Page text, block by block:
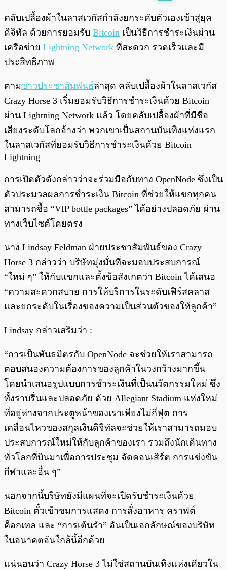
พร้อมเล่น / 0:00
คลับเปลื้องผ้าในลาสเวกัสกำลังยกระดับตัวเองเข้าสู่ยุค
ดิจิทัล ด้วยการยอมรับ Bitcoin เป็นวิธีการชำระเงินผ่าน
เครือข่าย Lightning Network ที่สะดวก รวดเร็วและมี
ประสิทธิภาพ
ตามข่าวประชาสัมพันธ์ล่าสุด คลับเปลื้องผ้าในลาสเวกัส
Crazy Horse 3 เริ่มยอมรับวิธีการชำระเงินด้วย Bitcoin
ผ่าน Lightning Network แล้ว โดยคลับเปลื้องผ้าที่มีชื่อ
เสียงระดับโลกอ้างว่า พวกเขาเป็นสถานบันเทิงแห่งแรก
ในลาสเวกัสที่ยอมรับวิธีการชำระเงินด้วย Bitcoin
Lightning
การเปิดตัวดังกล่าวว่าจะร่วมมือกับทาง OpenNode ซึ่งเป็น
ตัวประมวลผลการชำระเงิน Bitcoin ที่ช่วยให้แขกทุกคน
สามารถซื้อ “VIP bottle packages” ได้อย่างปลอดภัย ผ่าน
ทางเว็บไซต์โดยตรง
นาง Lindsay Feldman ฝ่ายประชาสัมพันธ์ของ Crazy
Horse 3 กล่าวว่า บริษัทมุ่งมั่นที่จะมอบประสบการณ์
“ใหม่ ๆ” ให้กับแขกและตั้งข้อสังเกตว่า Bitcoin ได้เสนอ
“ความสะดวกสบาย การให้บริการในระดับเฟิร์สคลาส
และยกระดับในเรื่องของความเป็นส่วนตัวของให้ลูกค้า”
Lindsay กล่าวเสริมว่า :
“การเป็นพันธมิตรกับ OpenNode จะช่วยให้เราสามารถ
ตอบสนองความต้องการของลูกค้าในวงกว้างมากขึ้น
โดยนำเสนอรูปแบบการชำระเงินที่เป็นนวัตกรรมใหม่ ซึ่ง
ทั้งราบรื่นและปลอดภัย ด้วย Allegiant Stadium แห่งใหม่
ที่อยู่ห่างจากประตูหน้าของเราเพียงไม่กี่ฟุต การ
เคลื่อนไหวของสกุลเงินดิจิทัลจะช่วยให้เราสามารถมอบ
ประสบการณ์ใหม่ให้กับลูกค้าของเรา รวมถึงนักเดินทาง
ทั่วโลกที่บินมาเพื่อการประชุม จัดคอนเสิร์ต การแข่งขัน
กีฬาและอื่น ๆ”
นอกจากนี้บริษัทยังมีแผนที่จะเปิดรับชำระเงินด้วย
Bitcoin ตั๋วเข้าชมการแสดง การสั่งอาหาร คราฟต์
ค็อกเทล และ “การเต้นรำ” อันเป็นเอกลักษณ์ของบริษัท
ในอนาคตอันใกล้นี้อีกด้วย
แน่นอนว่า Crazy Horse 3 ไม่ใช่สถานบันเทิงแห่งเดียวใน